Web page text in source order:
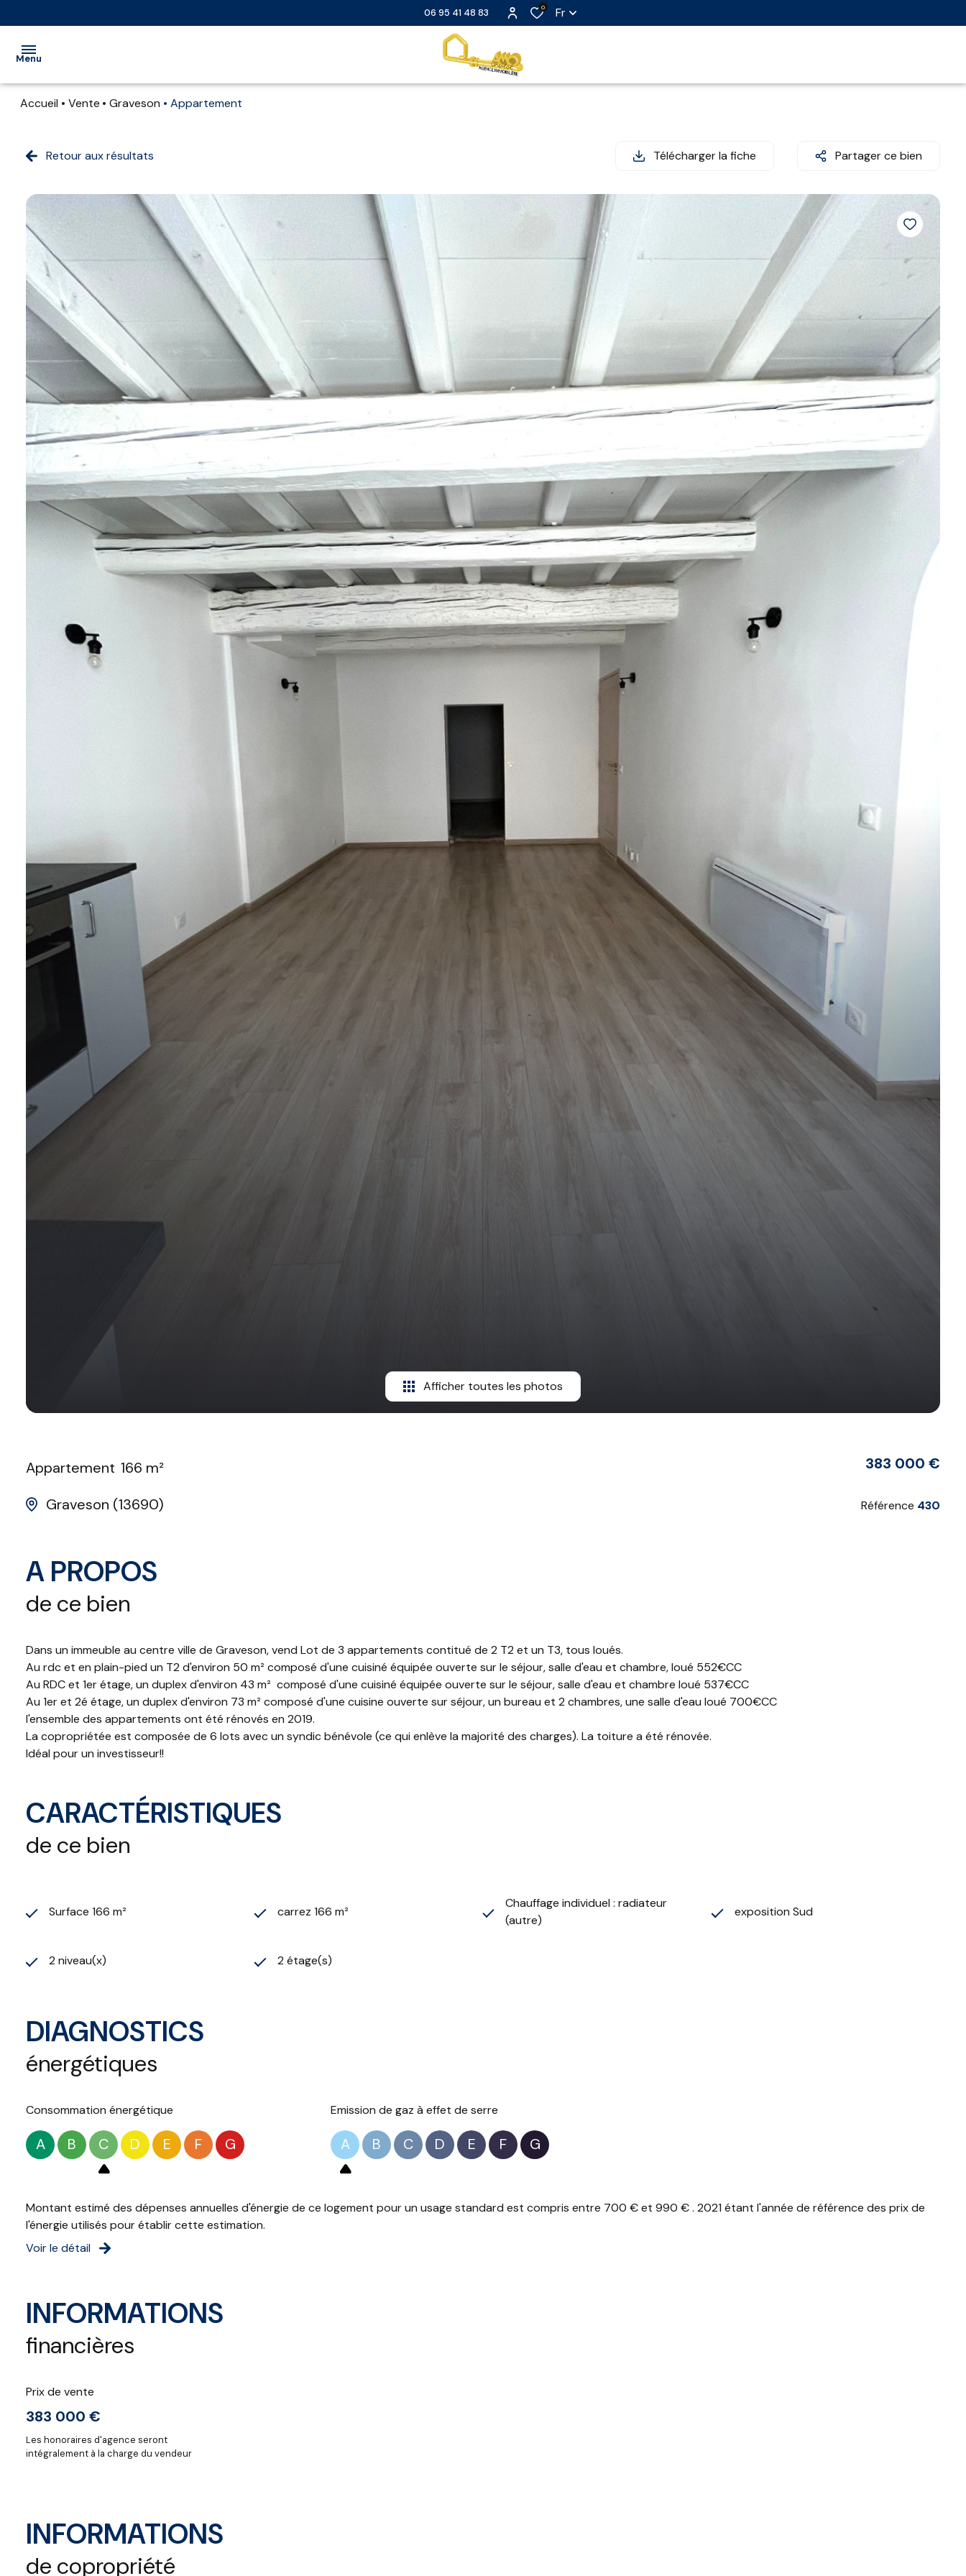
06 95 41 48 83 0 Fr
Menu
VENTE
SAISONNIÈRE
EXTRANET
NOS
PARTENAIRES
CONTACT
Accueil Vente Graveson Appartement
Retour aux résultats Télécharger la fiche Partager ce bien
Afficher toutes les photos
Appartement 166 m²
Graveson (13690)
383 000 €
Référence 430
A PROPOS
de ce bien
Dans un immeuble au centre ville de Graveson, vend Lot de 3 appartements contitué de 2 T2 et un T3, tous loués.
Au rdc et en plain-pied un T2 d'environ 50 m² composé d'une cuisiné équipée ouverte sur le séjour, salle d'eau et chambre, loué 552€CC
Au RDC et 1er étage, un duplex d'environ 43 m² composé d'une cuisiné équipée ouverte sur le séjour, salle d'eau et chambre loué 537€CC
Au 1er et 2é étage, un duplex d'environ 73 m² composé d'une cuisine ouverte sur séjour, un bureau et 2 chambres, une salle d'eau loué 700€CC
l'ensemble des appartements ont été rénovés en 2019.
La copropriétée est composée de 6 lots avec un syndic bénévole (ce qui enlève la majorité des charges). La toiture a été rénovée.
Idéal pour un investisseur!!
CARACTÉRISTIQUES
de ce bien
Surface 166 m² carrez 166 m²
Chauffage individuel : radiateur
(autre)
exposition Sud
2 niveau(x) 2 étage(s)
DIAGNOSTICS
énergétiques
Consommation énergétique
A B C D E F G
Emission de gaz à effet de serre
A B C D E F G
Montant estimé des dépenses annuelles d'énergie de ce logement pour un usage standard est compris entre 700 € et 990 € . 2021 étant l'année de référence des prix de
l'énergie utilisés pour établir cette estimation.
Voir le détail
INFORMATIONS
financières
Prix de vente
383 000 €
Les honoraires d'agence seront
intégralement à la charge du vendeur
INFORMATIONS
de copropriété